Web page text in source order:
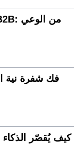
فك شفرة نية
كيف يُقصّر